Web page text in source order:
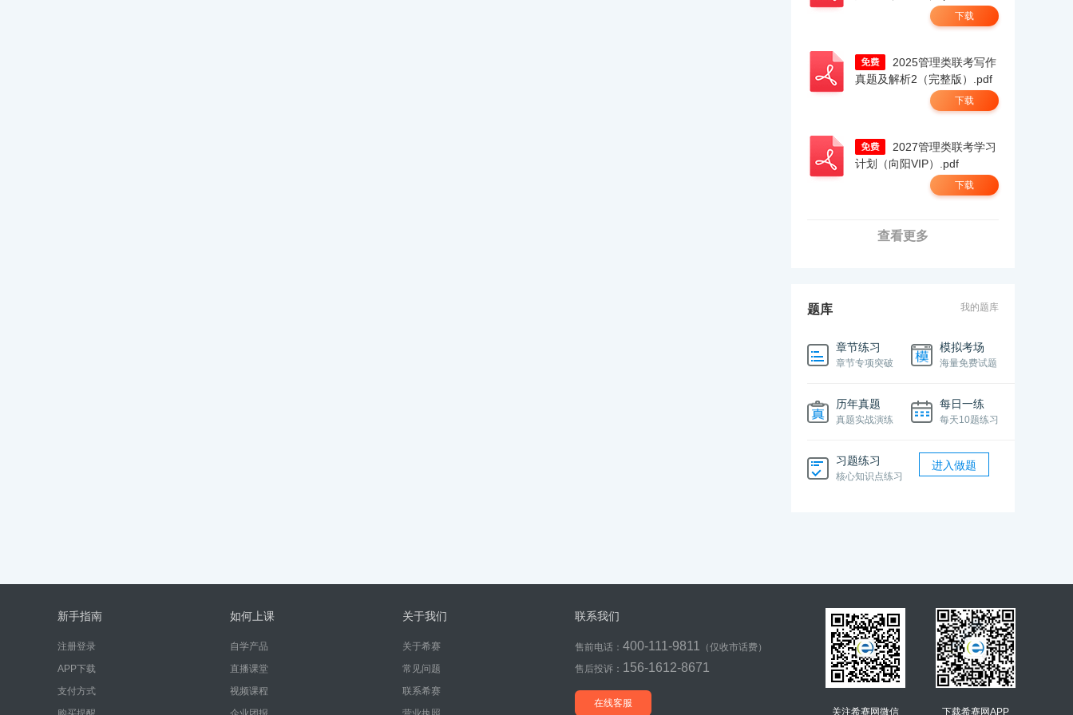
下载
真题及解析2（完整版）.pdf
下载
计划（向阳VIP）.pdf
下载
查看更多
题库 我的题库
章节练习
章节专项突破
模拟考场
海量免费试题
历年真题
真题实战演练
每日一练
每天10题练习
习题练习
核心知识点练习
进入做题
新手指南
注册登录
APP下载
支付方式
如何上课
自学产品
直播课堂
视频课程
关于我们
关于希赛
常见问题
联系希赛
联系我们
售前电话： 400-111-9811
（仅收市话费）
售后投诉： 156-1612-8671
在线客服
关注希赛网微信 下载希赛网APP